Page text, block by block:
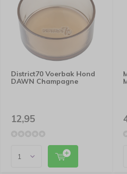
District70 Voerbak Hond
DAWN Champagne
12,95